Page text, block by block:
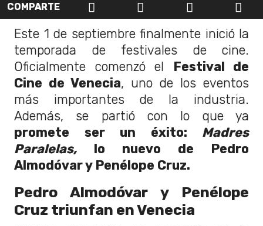
COMPARTE
Este 1 de septiembre finalmente inició la
temporada de festivales de cine.
Oficialmente comenzó el Festival de
Cine de Venecia, uno de los eventos
más importantes de la industria.
Además, se partió con lo que ya
promete ser un éxito: Madres
Paralelas, lo nuevo de Pedro
Almodóvar y Penélope Cruz.
Pedro Almodóvar y Penélope
Cruz triunfan en Venecia